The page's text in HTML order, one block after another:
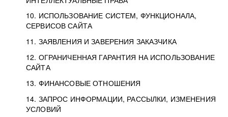
10. ИСПОЛЬЗОВАНИЕ СИСТЕМ, ФУНКЦИОНАЛА,
СЕРВИСОВ САЙТА
11. ЗАЯВЛЕНИЯ И ЗАВЕРЕНИЯ ЗАКАЗЧИКА
12. ОГРАНИЧЕННАЯ ГАРАНТИЯ НА ИСПОЛЬЗОВАНИЕ
САЙТА
13. ФИНАНСОВЫЕ ОТНОШЕНИЯ
14. ЗАПРОС ИНФОРМАЦИИ, РАССЫЛКИ, ИЗМЕНЕНИЯ
УСЛОВИЙ